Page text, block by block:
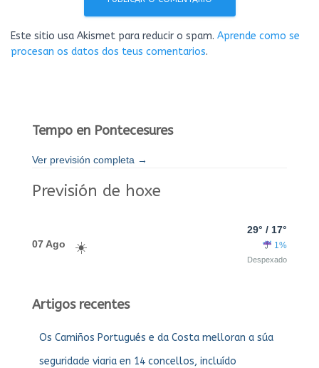
Este sitio usa Akismet para reducir o spam. Aprende como se
procesan os datos dos teus comentarios.
Tempo en Pontecesures
Ver previsión completa →
Previsión de hoxe
07 Ago
29° / 17°
1%
Despexado
Artigos recentes
Os Camiños Portugués e da Costa melloran a súa
seguridade viaria en 14 concellos, incluído